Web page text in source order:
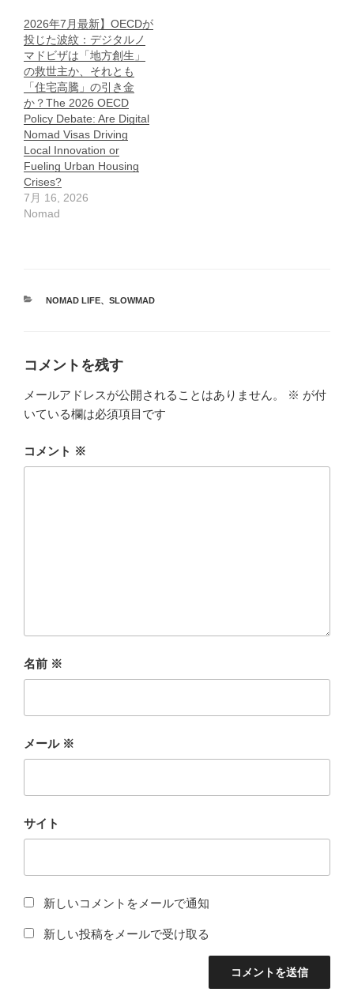
2026年7月最新】OECDが
投じた波紋：デジタルノ
マドビザは「地方創生」
の救世主か、それとも
「住宅高騰」の引き金
か？The 2026 OECD
Policy Debate: Are Digital
Nomad Visas Driving
Local Innovation or
Fueling Urban Housing
Crises?
7月 16, 2026
Nomad
カ
NOMAD LIFE、 SLOWMAD
コメントを残す
メールアドレスが公開されることはありません。 ※ が付
いている欄は必須項目です
コメント ※
名前 ※
メール ※
サイト
新しいコメントをメールで通知
新しい投稿をメールで受け取る